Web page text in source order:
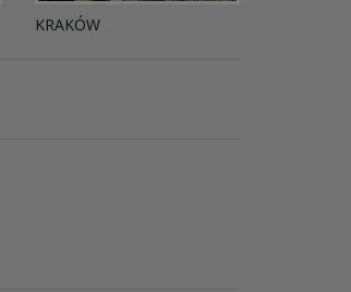
KRAKÓW